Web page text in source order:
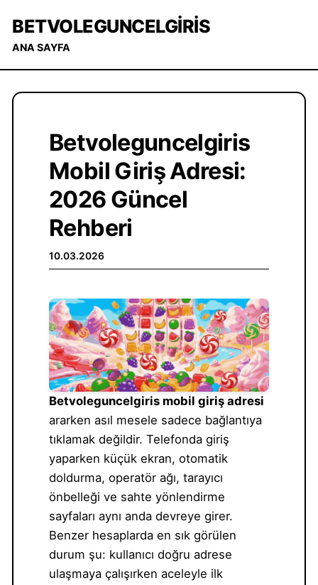
BETVOLEGUNCELGIRIS
ANA SAYFA
Betvoleguncelgiris
Mobil Giriş Adresi:
2026 Güncel
Rehberi
10.03.2026
Betvoleguncelgiris mobil giriş adresi
ararken asıl mesele sadece bağlantıya
tıklamak değildir. Telefonda giriş
yaparken küçük ekran, otomatik
doldurma, operatör ağı, tarayıcı
önbelleği ve sahte yönlendirme
sayfaları aynı anda devreye girer.
Benzer hesaplarda en sık görülen
durum şu: kullanıcı doğru adrese
ulaşmaya çalışırken aceleyle ilk